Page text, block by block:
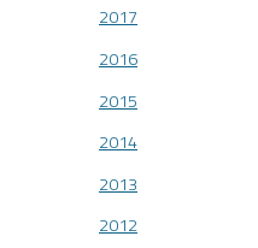
2017
2016
2015
2014
2013
2012